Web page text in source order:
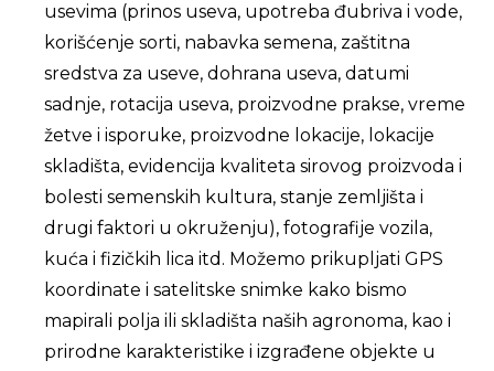
usevima (prinos useva, upotreba đubriva i vode,
korišćenje sorti, nabavka semena, zaštitna
sredstva za useve, dohrana useva, datumi
sadnje, rotacija useva, proizvodne prakse, vreme
žetve i isporuke, proizvodne lokacije, lokacije
skladišta, evidencija kvaliteta sirovog proizvoda i
bolesti semenskih kultura, stanje zemljišta i
drugi faktori u okruženju), fotografije vozila,
kuća i fizičkih lica itd. Možemo prikupljati GPS
koordinate i satelitske snimke kako bismo
mapirali polja ili skladišta naših agronoma, kao i
prirodne karakteristike i izgrađene objekte u